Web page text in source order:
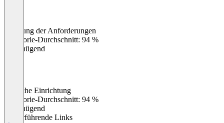
Erfüllung der Anforderungen
Kategorie-Durchschnitt: 94 %
Ungenügend
Einfache Einrichtung
Kategorie-Durchschnitt: 94 %
Ungenügend
Weiterführende Links